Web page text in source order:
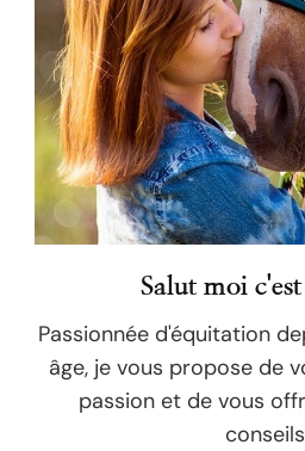
Salut moi
Passionnée d'équitation
âge, je vous propose de
passion et de vous